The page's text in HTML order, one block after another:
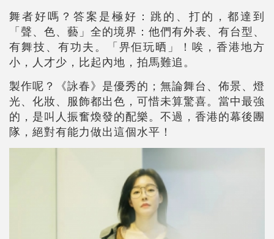
舞者好嗎？答案是極好：跳的、打的，都達到
「聲、色、藝」全的境界：他們有外表、有台型、
有舞技、有功夫。「畀佢玩晒」！唉，香港地方
小，人才少，比起內地，拍馬難追。
製作呢？《詠春》是優秀的；無論舞台、佈景、燈
光、化妝、服飾都出色，可惜未算驚喜。當中最強
的，是叫人振奮煥發的配樂。不過，香港的幕後團
隊，絕對有能力做出這個水平！